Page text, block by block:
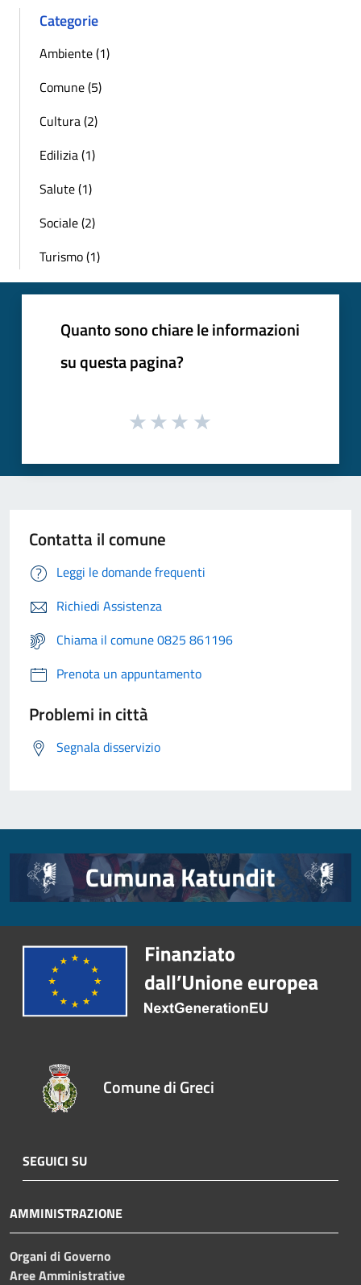
Categorie
Ambiente (1)
Comune (5)
Cultura (2)
Edilizia (1)
Salute (1)
Sociale (2)
Turismo (1)
Quanto sono chiare le informazioni
su questa pagina?
Contatta il comune
Leggi le domande frequenti
Richiedi Assistenza
Chiama il comune 0825 861196
Prenota un appuntamento
Problemi in città
Segnala disservizio
Comune di Greci
SEGUICI SU
AMMINISTRAZIONE
Organi di Governo
Aree Amministrative